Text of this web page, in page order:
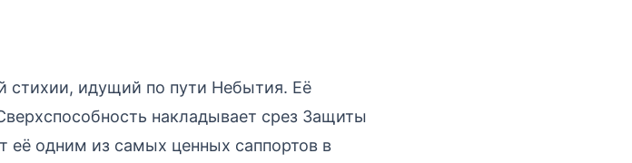
стихии, идущий по пути Небытия. Её
накладывает срез Защиты
её одним из самых ценных саппортов в